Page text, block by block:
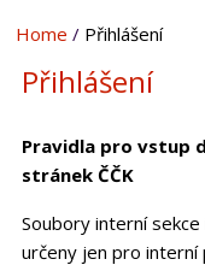
Home Přihlášení
Přihlášení
Pravidla pro vstup
stránek ČČK
Soubory interní
určeny jen pro